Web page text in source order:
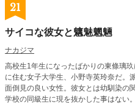
21
サイコな彼女と魑魅魍魎
ナカジマ
高校生1年生になったばかりの東條璃
に住む女子大学生、小野寺英玲奈だ。
面倒見の良い女性。彼女とは幼馴染の
学校の同級生に現を抜かした事はない